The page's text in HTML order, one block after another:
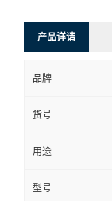
产品详请
品牌
货号
用途
型号